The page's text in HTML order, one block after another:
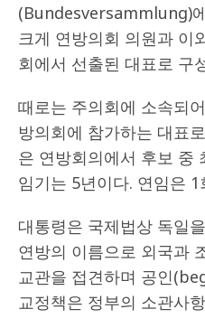
(Bundesversammlung)
크게 연방의회 의원과 이
회에서 선출된 대표로 구
때로는 주의회에 소속되
방의회에 참가하는 대표
은 연방회의에서 후보 중
임기는 5년이다. 연임은
대통령은 국제법상 독일
연방의 이름으로 외국과
교관을 접견하며 공인
교정책은 정부의 소관사